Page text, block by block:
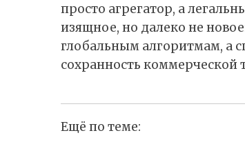
просто агрегатор, а
изящное, но далеко не
глобальным алгоритмам, а
сохранность коммерческой
Ещё по теме: